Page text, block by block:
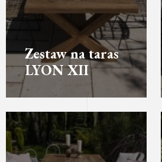
Zestaw na taras
LYON XII